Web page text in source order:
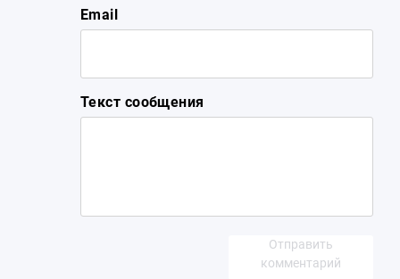
Email
Текст сообщения
Отправить
комментарий